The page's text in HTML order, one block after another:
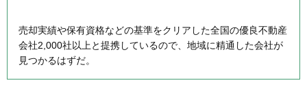
売却実績や保有資格などの基準をクリアした全国の優良不動産
会社2,000社以上と提携しているので、地域に精通した会社が
見つかるはずだ。